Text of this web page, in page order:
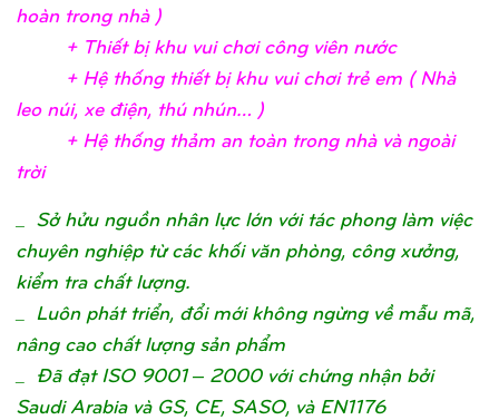
hoàn trong nhà )
+ Thiết bịkhu vui chơi công viên nước
+ Hệthống thiết bịkhu vui chơi trẻem ( Nhà
leo núi, xe điện, thú nhún… )
+ Hệthống thảm an toàn trong nhà và ngoài
trời
Sở hửu nguồn nhân lực lớn với tác phong làm việc
chuyên nghiệp từ các khối văn phòng, công xưởng,
kiểm tra chất lượng.
_ Luôn phát triển, đổi mới không ngừng về mẫu mã,
nâng cao chất lượng sản phẩm
_ Đã đạt ISO 9001 – 2000 với chứng nhận bởi
Saudi Arabia và GS, CE, SASO, và EN1176